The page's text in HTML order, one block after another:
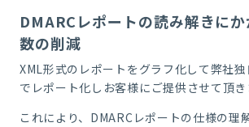
DMARCレポートの読み解きに
数の削減
XML形式のレポートをグラフ化して弊社
でレポート化しお客様にご提供させて頂き
これにより、 DMARC レポートの仕様の理